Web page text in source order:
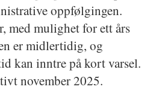
og rekruttere
oppfølgingen.
med mulighet for ett års
er midlertidig, og
kan inntre på kort varsel.
november 2025.